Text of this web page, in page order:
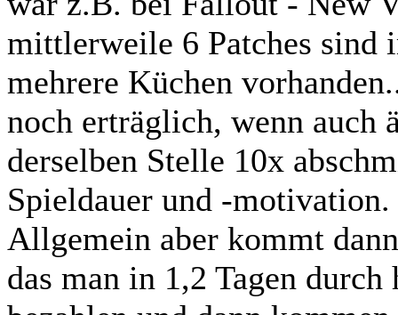
mittlerweile 6 Patches sind
mehrere Küchen
noch erträglich, wenn auch
derselben Stelle 10x
Spieldauer und -motivation.
Allgemein aber kommt
das man in 1,2 Tagen